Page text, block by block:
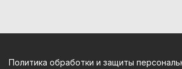
Политика обработки и защиты